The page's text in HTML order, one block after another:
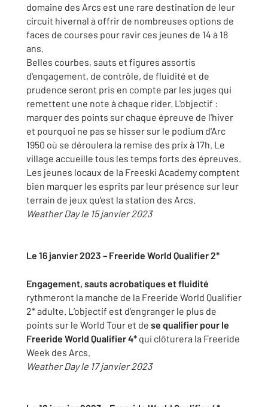
domaine des Arcs est une rare destination de leur
circuit hivernal à offrir de nombreuses options de
faces de courses pour ravir ces jeunes de 14 à 18
ans.
Belles courbes, sauts et figures assortis
d'engagement, de contrôle, de fluidité et de
prudence seront pris en compte par les juges qui
remettent une note à chaque rider. L'objectif :
marquer des points sur chaque épreuve de l'hiver
et pourquoi ne pas se hisser sur le podium d'Arc
1950 où se déroulera la remise des prix à 17h. Le
village accueille tous les temps forts des épreuves.
Les jeunes locaux de la Freeski Academy comptent
bien marquer les esprits par leur présence sur leur
terrain de jeux qu'est la station des Arcs.
Weather Day le 15 janvier 2023
Le 16 janvier 2023 – Freeride World Qualifier 2*
Engagement, sauts acrobatiques et fluidité
rythmeront la manche de la Freeride World Qualifier
2* adulte. L’objectif est d’engranger le plus de
points sur le World Tour et de se qualifier pour le
Freeride World Qualifier 4* qui clôturera la Freeride
Week des Arcs.
Weather Day le 17 janvier 2023